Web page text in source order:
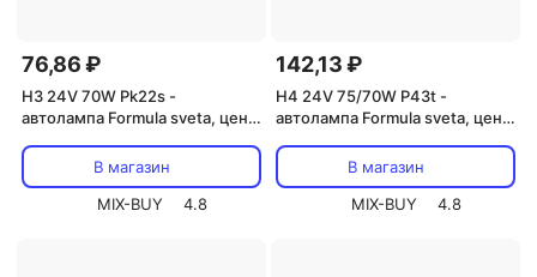
76,86 ₽
H3 24V 70W Pk22s -
автолампа Formula sveta, цена
В магазин
MIX-BUY
4.8
142,13 ₽
H4 24V 75/70W P43t -
автолампа Formula sveta, цена
В магазин
MIX-BUY
4.8